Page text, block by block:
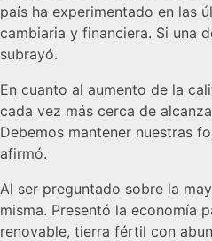
país ha experimentado en las
cambiaria y financiera. Si una
subrayó.
En cuanto al aumento de la
cada vez más cerca de
Debemos mantener nuestras
afirmó.
Al ser preguntado sobre la
misma. Presentó la economía
renovable, tierra fértil con